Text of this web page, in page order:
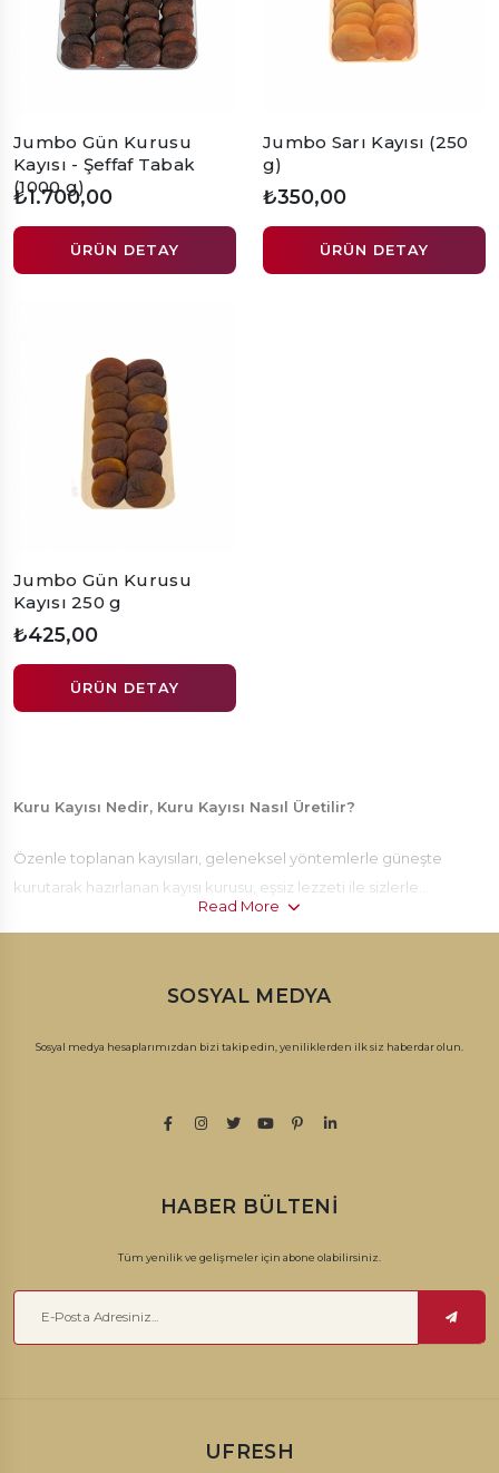
Jumbo Gün Kurusu
Kayısı - Şeffaf Tabak
(1000 g)
₺1.700,00
ÜRÜN DETAY
Jumbo Sarı Kayısı (250
g)
₺350,00
ÜRÜN DETAY
Jumbo Gün Kurusu
Kayısı 250 g
₺425,00
ÜRÜN DETAY
Kuru Kayısı Nedir, Kuru Kayısı Nasıl Üretilir?
Özenle toplanan kayısıları, geleneksel yöntemlerle güneşte
kurutarak hazırlanan kayısı kurusu, eşsiz lezzeti ile sizlerle…
Benzersiz sarı kayısının lezzetini her istediğiniz an güvenle
üreterek sizlerle buluşturuyoruz.
ve kurutulur. Yıkama ve ayıklama işlemlerinden sonra kayısıların
Bin yıllık Anadolu topraklarının lezzeti ve geleneksel yöntemi ile
Read More
SOSYAL MEDYA
Sosyal medya hesaplarımızdan bizi takip edin, yeniliklerden ilk siz haberdar olun.
HABER BÜLTENI
Tüm yenilik ve gelişmeler için abone olabilirsiniz.
UFRESH